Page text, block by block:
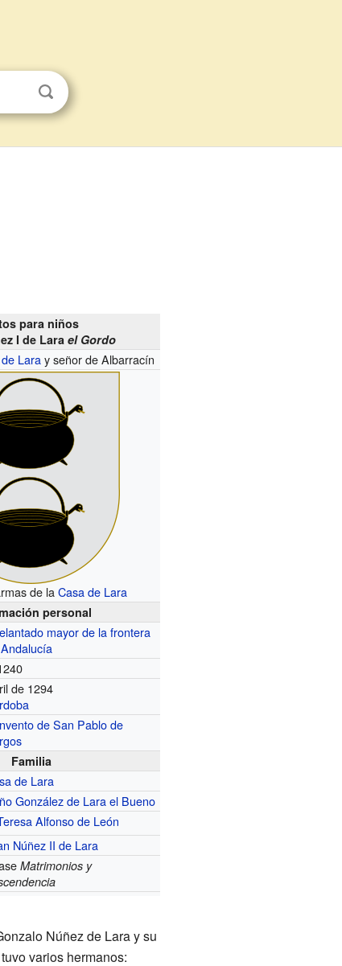
para niños
I de Lara el Gordo
Laray señor de Albarracín
de laCasa de Lara
personal
mayor de la frontera
de 1294
de San Pablo de
Familia
de Lara
González de Lara el Bueno
Alfonso de León
Núñez II de Lara
Matrimonios y
Núñez de Lara y su
varios hermanos: